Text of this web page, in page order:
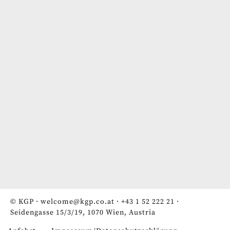
© KGP · welcome@kgp.co.at · +43 1 52 222 21 ·
Seidengasse 15/3/19, 1070 Wien, Austria